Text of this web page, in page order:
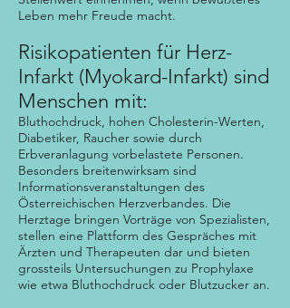
Leben mehr Freude macht.
Risikopatienten für Herz-
Infarkt (Myokard-Infarkt) sind
Menschen mit:
Bluthochdruck, hohen Cholesterin-Werten,
Diabetiker, Raucher sowie durch
Erbveranlagung vorbelastete Personen.
Besonders breitenwirksam sind
Informationsveranstaltungen des
Österreichischen Herzverbandes. Die
Herztage bringen Vorträge von Spezialisten,
stellen eine Plattform des Gespräches mit
Ärzten und Therapeuten dar und bieten
grossteils Untersuchungen zu Prophylaxe
wie etwa Bluthochdruck oder Blutzucker an.